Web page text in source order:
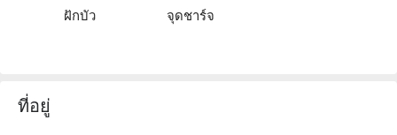
ฝักบัว จุดชาร์จ
ที่อยู่